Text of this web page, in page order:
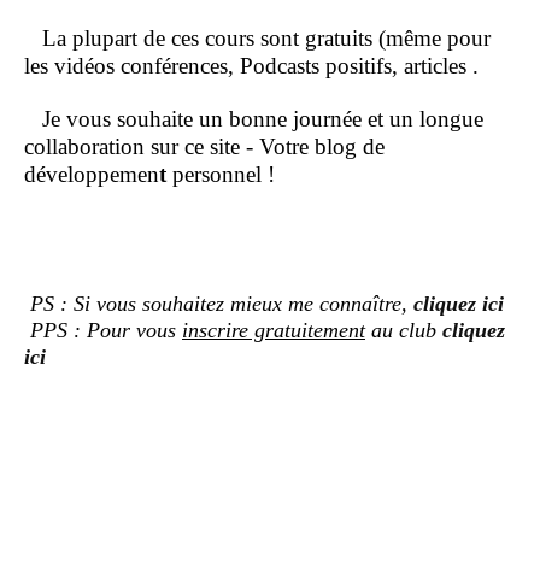
La plupart de ces cours sont gratuits (même pour
les vidéos conférences, Podcasts positifs, articles .
Je vous souhaite un bonne journée et un longue
collaboration sur ce site - Votre blog de
développementpersonnel !
PS : Si vous souhaitez mieux me connaître, cliquez ici
PPS : Pour vous inscrire gratuitementau club cliquez
ici